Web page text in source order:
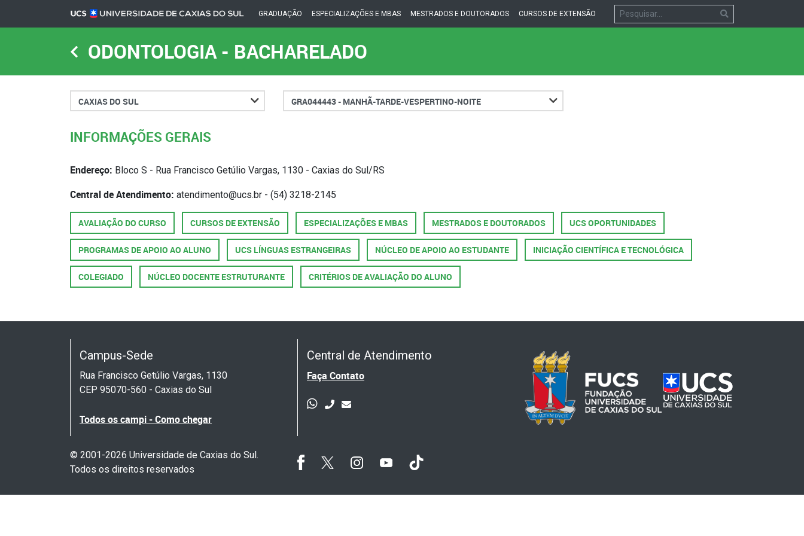
GRADUAÇÃO ESPECIALIZAÇÕES E MBAS MESTRADOS E DOUTORADOS CURSOS DE EXTENSÃO
ODONTOLOGIA - BACHARELADO
Cidade Turno
INFORMAÇÕES GERAIS
Endereço: Bloco S - Rua Francisco Getúlio Vargas, 1130 - Caxias do Sul/RS
Central de Atendimento: atendimento@ucs.br - (54) 3218-2145
AVALIAÇÃO DO CURSO CURSOS DE EXTENSÃO ESPECIALIZAÇÕES E MBAS MESTRADOS E DOUTORADOS UCS OPORTUNIDADES
PROGRAMAS DE APOIO AO ALUNO UCS LÍNGUAS ESTRANGEIRAS NÚCLEO DE APOIO AO ESTUDANTE INICIAÇÃO CIENTÍFICA E TECNOLÓGICA
COLEGIADO NÚCLEO DOCENTE ESTRUTURANTE CRITÉRIOS DE AVALIAÇÃO DO ALUNO
Campus-Sede
Rua Francisco Getúlio Vargas, 1130
CEP 95070-560 - Caxias do Sul
Todos os campi - Como chegar
Central de Atendimento
Faça Contato
© 2001-2026 Universidade de Caxias do Sul.
Todos os direitos reservados